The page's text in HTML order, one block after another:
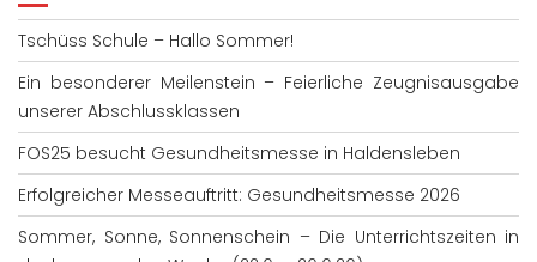
Tschüss Schule – Hallo Sommer!
Ein besonderer Meilenstein – Feierliche Zeugnisausgabe
unserer Abschlussklassen
FOS25 besucht Gesundheitsmesse in Haldensleben
Erfolgreicher Messeauftritt: Gesundheitsmesse 2026
Sommer, Sonne, Sonnenschein – Die Unterrichtszeiten in